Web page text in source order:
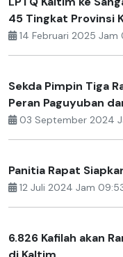
45 Tingkat Provinsi
14 Februari 2025 Jam
Sekda Pimpin Tiga
Peran Paguyuban
03 September 2024
Panitia Rapat
12 Juli 2024 Jam
6.826 Kafilah akan